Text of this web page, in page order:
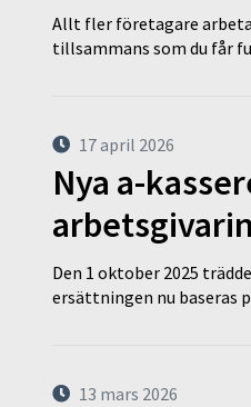
Allt fler företagare
tillsammans som du får
17 april 2026
Nya a-
Den 1 oktober 2025
ersättningen nu baseras
13 mars 2026